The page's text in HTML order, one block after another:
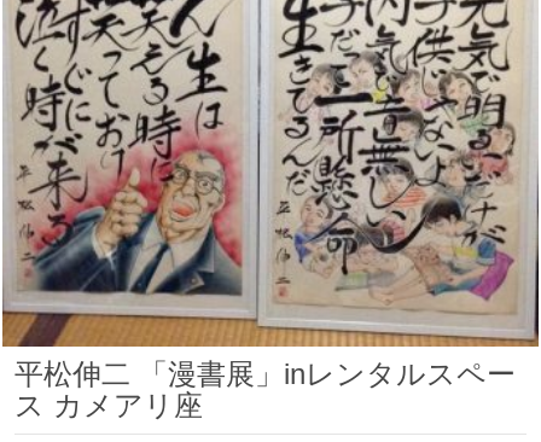
平松伸二 「漫書展」inレンタルスペー
ス カメアリ座